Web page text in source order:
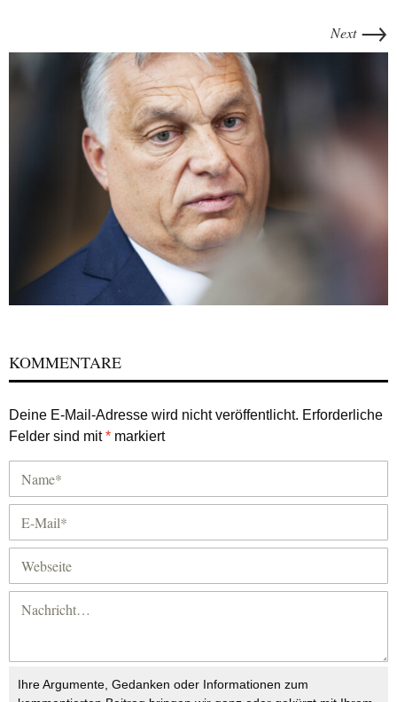
Next →
KOMMENTARE
Deine E-Mail-Adresse wird nicht veröffentlicht. Erforderliche
Felder sind mit* markiert
Ihre Argumente, Gedanken oder Informationen zum